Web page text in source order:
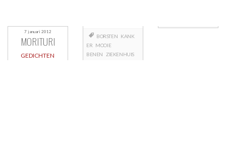
7 januari 2012
MORITURI
GEDICHTEN
BORSTEN KANK
ER MOOIE
BENEN
ZIEKENHUIS